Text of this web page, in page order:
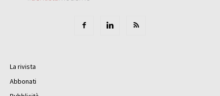
La rivista
Abbonati